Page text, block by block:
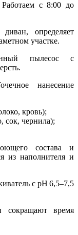
с 8:00 до
определяет
участке.
пылесос с
нанесение
кровь);
сок, чернила);
состава и
из наполнителя и
с pH 6,5–7,5
сокращают время